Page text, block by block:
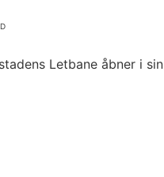
Letbane åbner i sin